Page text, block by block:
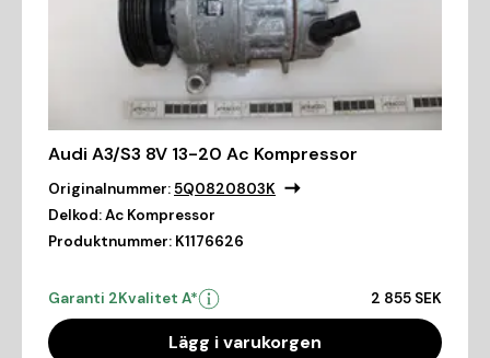
Audi A3/S3 8V 13-20 Ac Kompressor
Originalnummer:5Q0820803K
Delkod:Ac Kompressor
Produktnummer: K1176626
Garanti 2Kvalitet A* 2 855 SEK
Lägg i varukorgen